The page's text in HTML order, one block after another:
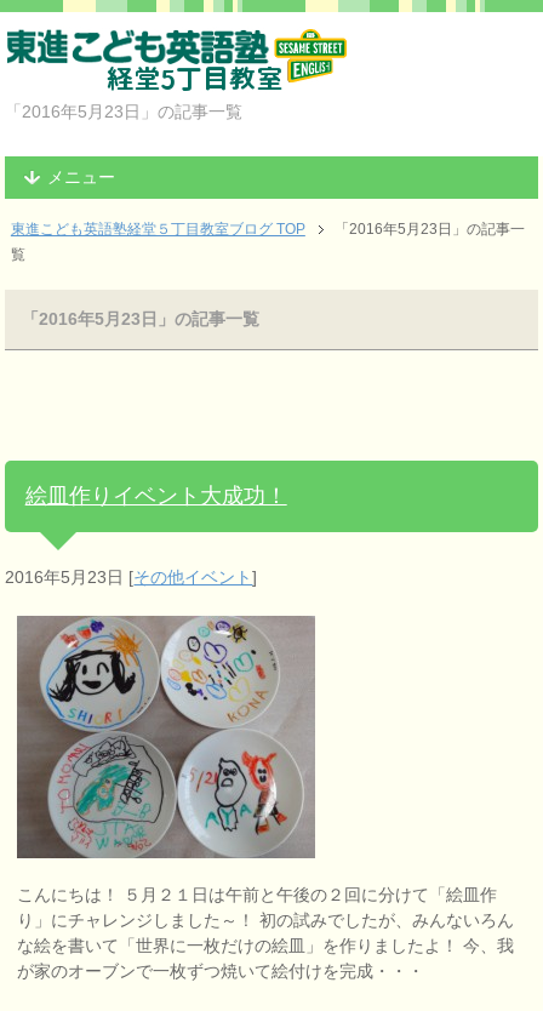
「2016年5月23日」の記事一覧
メニュー
東進こども英語塾経堂５丁目教室ブログ TOP
「2016年5月23日」の記事一
覧
「2016年5月23日」の記事一覧
絵皿作りイベント大成功！
2016年5月23日 [その他イベント]
こんにちは！ ５月２１日は午前と午後の２回に分けて「絵皿作
り」にチャレンジしました～！ 初の試みでしたが、みんないろん
な絵を書いて「世界に一枚だけの絵皿」を作りましたよ！ 今、我
が家のオーブンで一枚ずつ焼いて絵付けを完成・・・